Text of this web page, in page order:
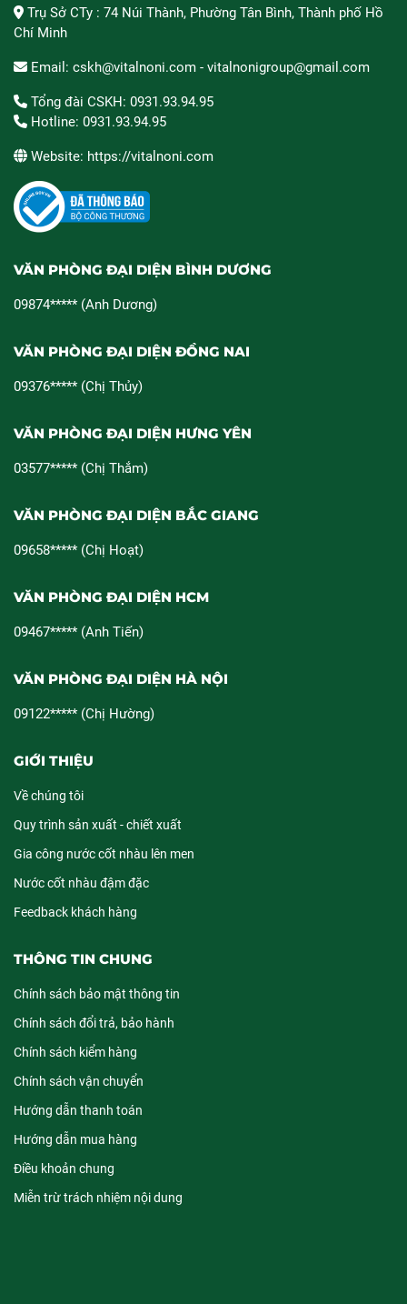
Trụ Sở CTy : 74 Núi Thành, Phường Tân Bình, Thành phố Hồ
Chí Minh
Email: cskh@vitalnoni.com - vitalnonigroup@gmail.com
Tổng đài CSKH: 0931.93.94.95
Hotline: 0931.93.94.95
Website: https://vitalnoni.com
VĂN PHÒNG ĐẠI DIỆN BÌNH DƯƠNG
09874***** (Anh Dương)
VĂN PHÒNG ĐẠI DIỆN ĐỒNG NAI
09376***** (Chị Thủy)
VĂN PHÒNG ĐẠI DIỆN HƯNG YÊN
03577***** (Chị Thắm)
VĂN PHÒNG ĐẠI DIỆN BẮC GIANG
09658***** (Chị Hoạt)
VĂN PHÒNG ĐẠI DIỆN HCM
09467***** (Anh Tiến)
VĂN PHÒNG ĐẠI DIỆN HÀ NỘI
09122***** (Chị Hường)
GIỚI THIỆU
Về chúng tôi
Quy trình sản xuất - chiết xuất
Gia công nước cốt nhàu lên men
Nước cốt nhàu đậm đặc
Feedback khách hàng
THÔNG TIN CHUNG
Chính sách bảo mật thông tin
Chính sách đổi trả, bảo hành
Chính sách kiểm hàng
Chính sách vận chuyển
Hướng dẫn thanh toán
Hướng dẫn mua hàng
Điều khoản chung
Miễn trừ trách nhiệm nội dung